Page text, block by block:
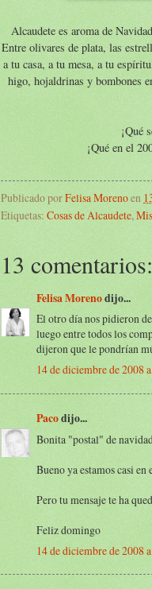
Alcaudete es aroma de
Entre olivares de plata, las
a tu casa, a tu mesa, a tu
higo, hojaldrinas y bombones
¡Qué
¡Qué en el
Publicado porFelisa Morenoen
Etiquetas: Cosas de Alcaudete,
13 comentarios:
Felisa Morenodijo...
El otro día nos pidieron
luego entre todos los
dijeron que le pondrían
14 de diciembre de 2008
Pacodijo...
Bonita "postal" de
Bueno ya estamos casi en
Pero tu mensaje te ha
Feliz domingo
14 de diciembre de 2008